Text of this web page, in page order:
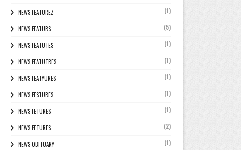
NEWS FEATUREZ (1)
NEWS FEATURS (5)
NEWS FEATUTES (1)
NEWS FEATUTRES (1)
NEWS FEATYURES (1)
NEWS FESTURES (1)
NEWS FETURES (1)
NEWS FETURES (2)
NEWS OBITUARY (1)